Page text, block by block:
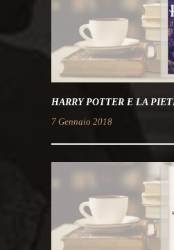
HARRY POTTER E LA
7 Gennaio 2018